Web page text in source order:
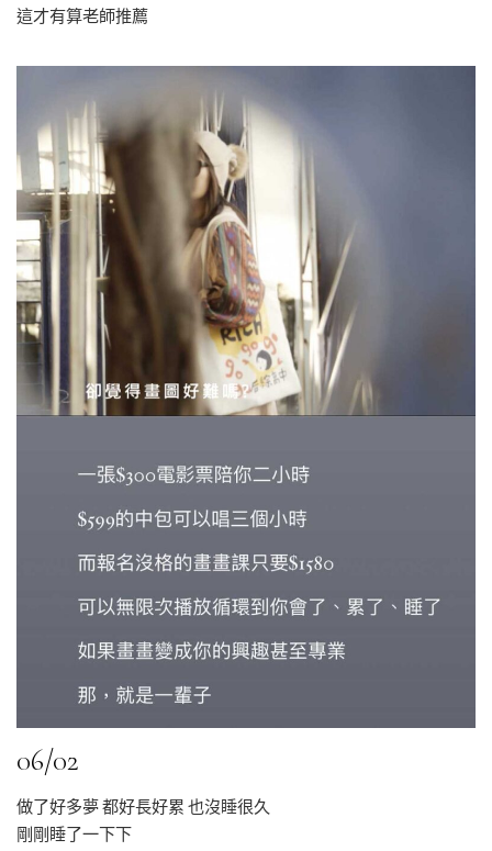
這才有算老師推薦
06/02
做了好多夢 都好長好累 也沒睡很久
剛剛睡了一下下